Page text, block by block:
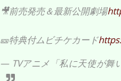
🎥前売発売＆最新公開劇場
🎫特典付ムビチケカード
— TVアニメ「私に天使が舞